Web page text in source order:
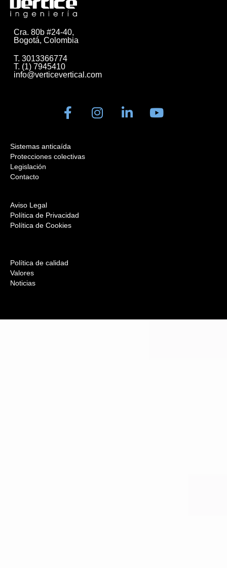
Cra. 80b #24-40,
Bogotá, Colombia
T. 3013366774
T. (1) 7945410
info@verticevertical.com
Sistemas anticaída
Protecciones colectivas
Legislación
Contacto
Aviso Legal
Política de Privacidad
Política de Cookies
Política de calidad
Valores
Noticias